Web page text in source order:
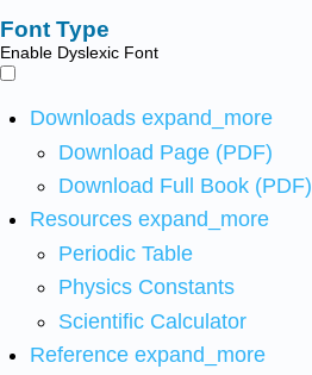
Font Type
Enable Dyslexic Font
Downloads expand_more
Download Page (PDF)
Download Full Book (PDF)
Resources expand_more
Periodic Table
Physics Constants
Scientific Calculator
Reference expand_more